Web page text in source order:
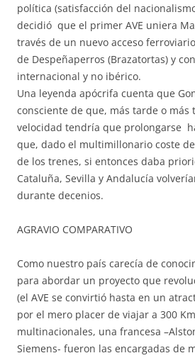
política (satisfacción del
decidió que el primer AVE uniera
través de un nuevo acceso
de Despeñaperros (Brazatortas) y
internacional y no ibérico.
Una leyenda apócrifa cuenta que
consciente de que, más tarde o más
velocidad tendría que prolongarse
que, dado el multimillonario coste
de los trenes, si entonces daba
Cataluña, Sevilla y Andalucía
durante decenios.
AGRAVIO COMPARATIVO
Como nuestro país carecía de
para abordar un proyecto que
(el AVE se convirtió hasta en un
por el mero placer de viajar a 300
multinacionales, una francesa
Siemens- fueron las encargadas de